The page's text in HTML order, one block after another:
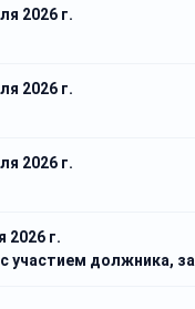
2026 г.
2026 г.
2026 г.
2026 г.
участием должника,